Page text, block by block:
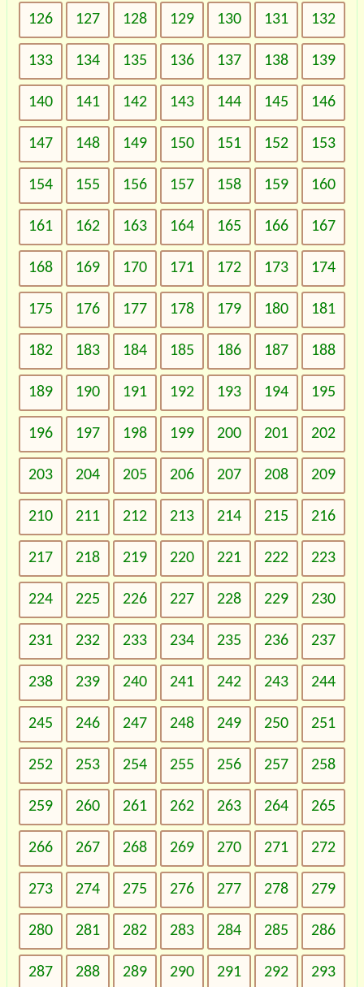
126 127 128 129 130 131 132
133 134 135 136 137 138 139
140 141 142 143 144 145 146
147 148 149 150 151 152 153
154 155 156 157 158 159 160
161 162 163 164 165 166 167
168 169 170 171 172 173 174
175 176 177 178 179 180 181
182 183 184 185 186 187 188
189 190 191 192 193 194 195
196 197 198 199 200 201 202
203 204 205 206 207 208 209
210 211 212 213 214 215 216
217 218 219 220 221 222 223
224 225 226 227 228 229 230
231 232 233 234 235 236 237
238 239 240 241 242 243 244
245 246 247 248 249 250 251
252 253 254 255 256 257 258
259 260 261 262 263 264 265
266 267 268 269 270 271 272
273 274 275 276 277 278 279
280 281 282 283 284 285 286
287 288 289 290 291 292 293